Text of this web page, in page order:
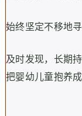
始终坚定不移地
及时发现，长期
把婴幼儿童抱养